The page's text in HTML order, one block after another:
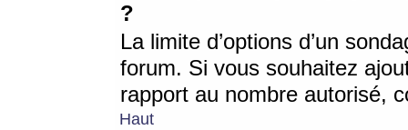
?
La limite d’options d’un
forum. Si vous souhaitez
rapport au nombre autorisé,
Haut